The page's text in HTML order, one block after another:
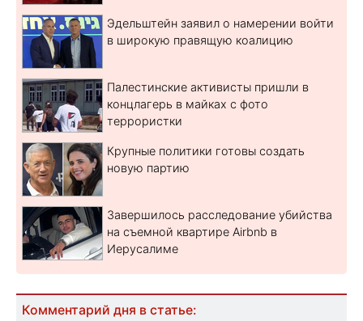
Эдельштейн заявил о намерении войти
в широкую правящую коалицию
Палестинские активисты пришли в
концлагерь в майках с фото
террористки
Крупные политики готовы создать
новую партию
Завершилось расследование убийства
на съемной квартире Airbnb в
Иерусалиме
Комментарий дня в статье: